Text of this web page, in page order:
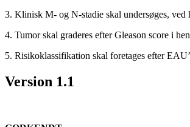
3. Klinisk M- og N-stadie skal undersøges,
4. Tumor skal graderes efter Gleason score i
5. Risikoklassifikation skal foretages efter
Version 1.1